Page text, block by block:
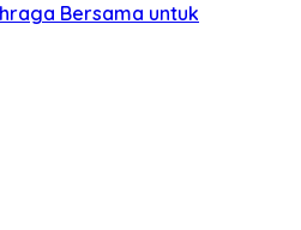
Bersama untuk